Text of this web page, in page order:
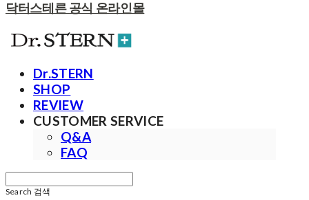
닥터스테른 공식 온라인몰
Dr.STERN
SHOP
REVIEW
CUSTOMER SERVICE
Q&A
FAQ
Search 검색